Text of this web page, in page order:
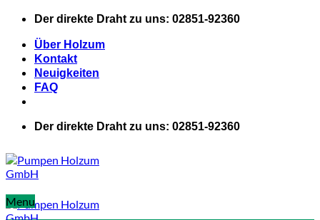
Zum
springen
Der direkte Draht zu uns: 02851-92360
Über Holzum
Kontakt
Neuigkeiten
FAQ
Der direkte Draht zu uns: 02851-92360
Menu